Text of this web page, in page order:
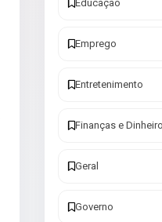
Educação
Emprego
Entretenimento
Finanças e Dinheiro
Geral
Governo